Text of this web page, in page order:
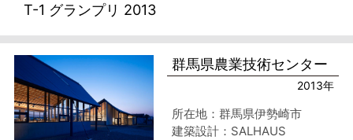
T-1 グランプリ 2013
群馬県農業技術センター
2013年
所在地：群馬県伊勢崎市
建築設計：SALHAUS